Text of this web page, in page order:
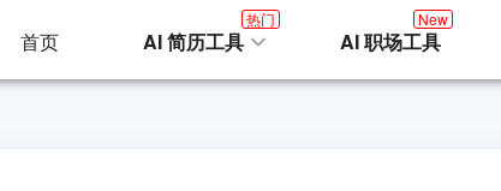
首页 AI 简历工具
热门
AI 职场工具
New